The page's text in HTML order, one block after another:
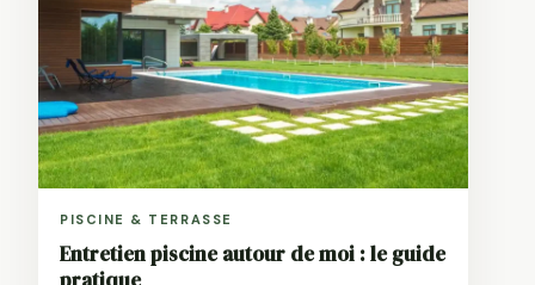
PISCINE & TERRASSE
Entretien piscine autour de moi : le guide